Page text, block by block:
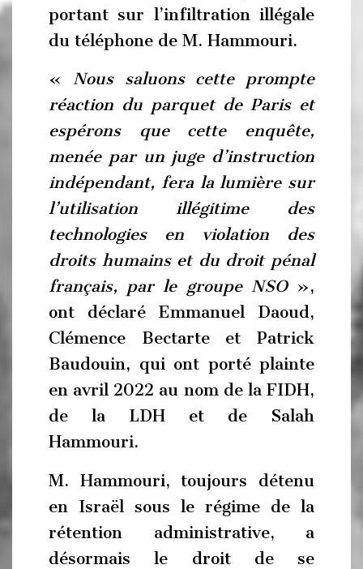
portant sur l’infiltration illégale
du téléphone de M. Hammouri.
« Nous saluons cette prompte
réaction du parquet de Paris et
espérons que cette enquête,
menée par un juge d’instruction
indépendant, fera la lumière sur
l’utilisation illégitime des
technologies en violation des
droits humains et du droit pénal
français, par le groupe NSO»,
ont déclaré Emmanuel Daoud,
Clémence Bectarte et Patrick
Baudouin, qui ont porté plainte
en avril 2022 au nom de la FIDH,
de la LDH et de Salah
Hammouri.
M. Hammouri, toujours détenu
en Israël sous le régime de la
rétention administrative, a
désormais le droit de se